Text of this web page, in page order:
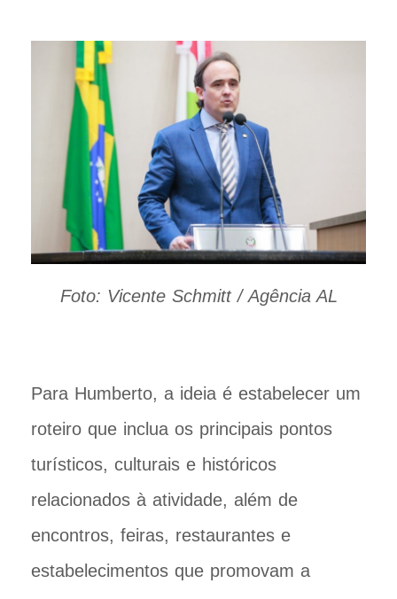
Foto: Vicente Schmitt / Agência AL
Para Humberto, a ideia é estabelecer um
roteiro que inclua os principais pontos
turísticos, culturais e históricos
relacionados à atividade, além de
encontros, feiras, restaurantes e
estabelecimentos que promovam a